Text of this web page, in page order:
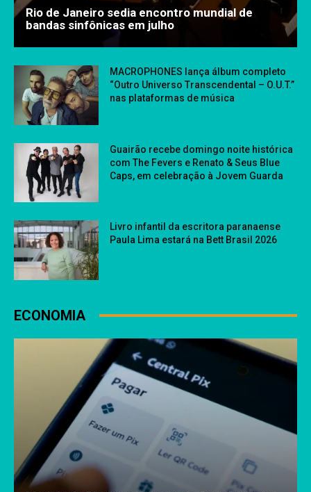
Rio de Janeiro sedia encontro mundial de
bandas sinfônicas em julho
MACROPHONES lança álbum completo
“Outro Universo Transcendental – O.U.T.”
nas plataformas de música
Guairão recebe domingo noite histórica
com The Fevers e Renato & Seus Blue
Caps, em celebração à Jovem Guarda
Livro infantil da escritora paranaense
Paula Lima estará na Bett Brasil 2026
ECONOMIA